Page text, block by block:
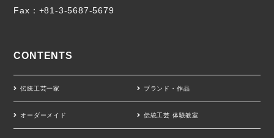
Fax：+81-3-5687-5679
CONTENTS
伝統工芸一家 ブランド・作品
オーダーメイド 伝統工芸 体験教室